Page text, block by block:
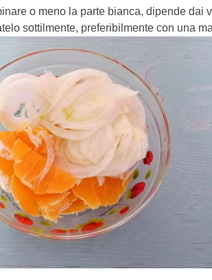
o meno la parte bianca, dipende dai
sottilmente, preferibilmente con una